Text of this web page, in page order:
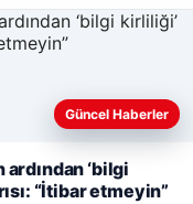
anlayabilmek,
Güncel Haberler
‘bilgi
“İtibar etmeyin”